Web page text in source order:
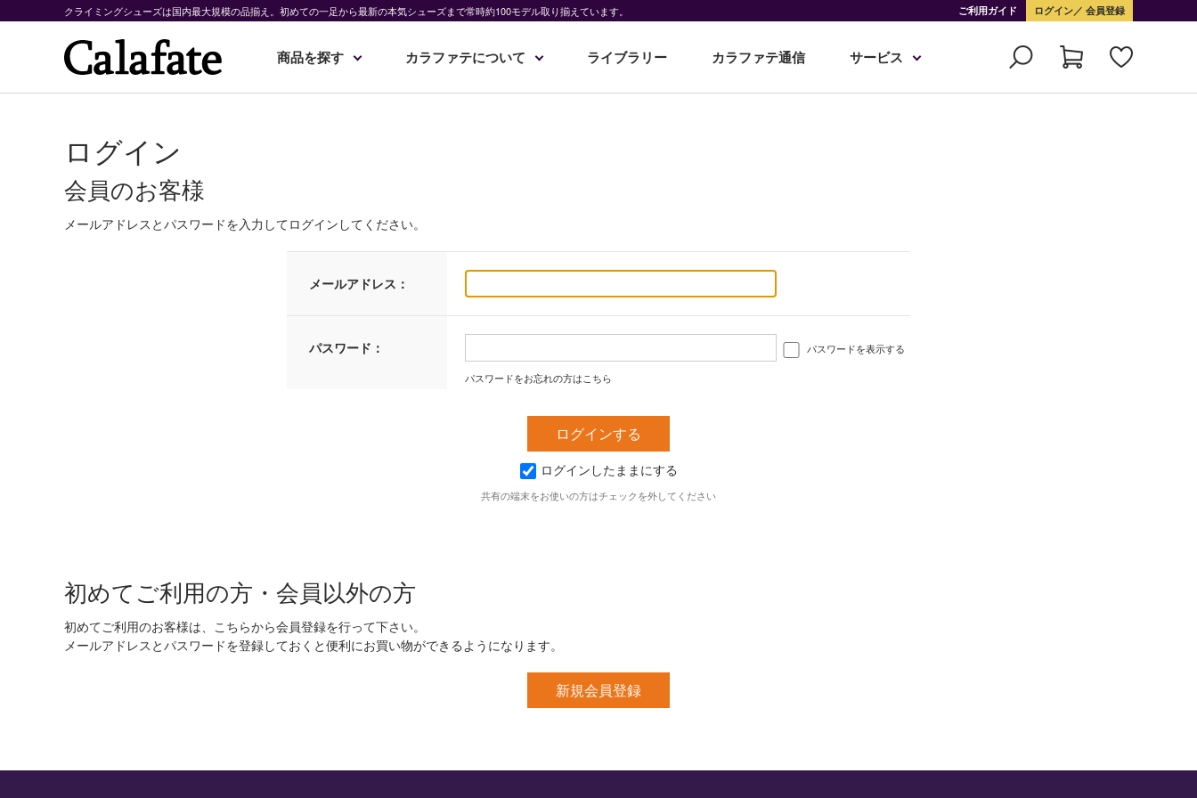
クライミングシューズは国内最大規模の品揃え。初めての一足から最新の本気シューズまで常時約100モデル取り揃えています。 ご利用ガイド ログイン 会員登録
商品を探す カラファテについて ライブラリー カラファテ通信 サービス
ログイン
会員のお客様
メールアドレスとパスワードを入力してログインしてください。
メールアドレス：
パスワード： パスワードを表示する
パスワードをお忘れの方はこちら
ログインしたままにする
共有の端末をお使いの方はチェックを外してください
初めてご利用の方・会員以外の方
初めてご利用のお客様は、こちらから会員登録を行って下さい。
メールアドレスとパスワードを登録しておくと便利にお買い物ができるようになります。